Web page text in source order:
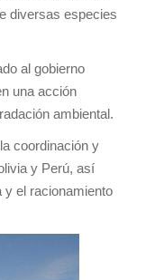
diversas especies
al gobierno
una acción
ambiental.
coordinación y
y Perú, así
el racionamiento